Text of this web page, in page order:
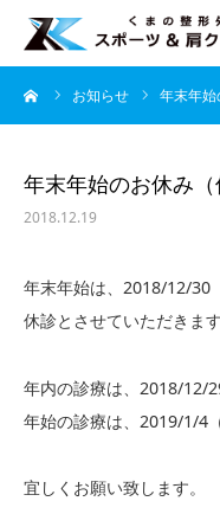
お知らせ 年末年
年末年始のお休み（
2018.12.19
年末年始は、2018/12/30
休診とさせていただきます
年内の診療は、2018/12/
年始の診療は、2019/1/4
宜しくお願い致します。
HOME
よくあるご質問
月
火